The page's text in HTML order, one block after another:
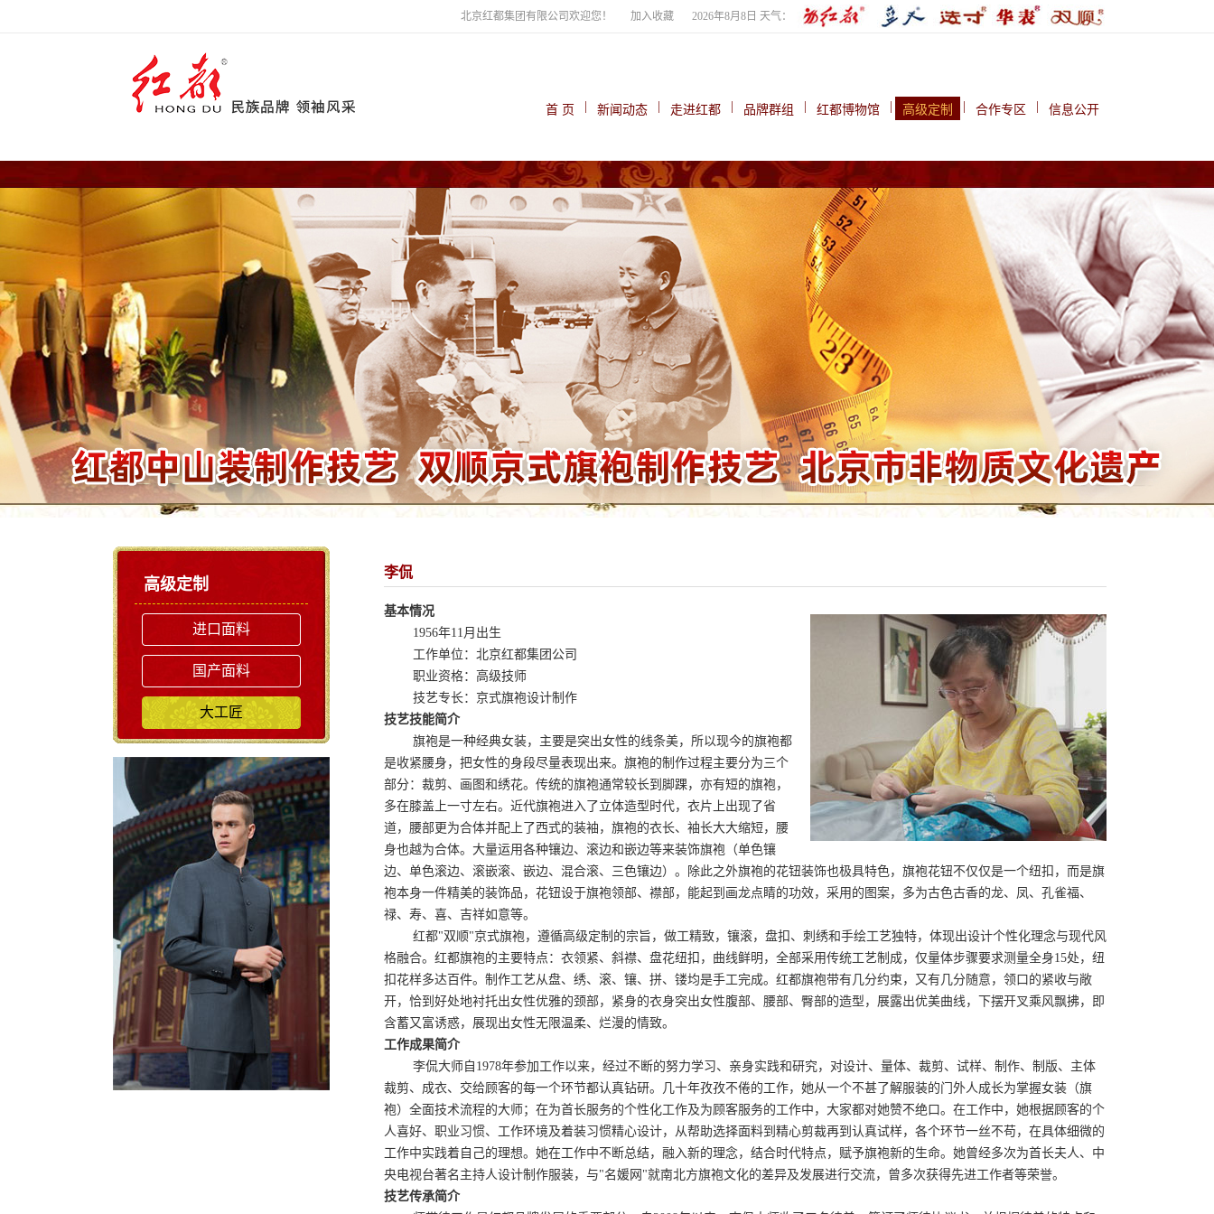
2026年8月8日 天气：
加入收藏
北京红都集团有限公司欢迎您！
信息公开
合作专区
高级定制
红都博物馆
品牌群组
走进红都
新闻动态
首 页
高级定制
进口面料
国产面料
大工匠
李侃
基本情况
1956年11月出生
工作单位：北京红都集团公司
职业资格：高级技师
技艺专长：京式旗袍设计制作
技艺技能简介
旗袍是一种经典女装，主要是突出女性的线条美，所以现今的旗袍都
是收紧腰身，把女性的身段尽量表现出来。旗袍的制作过程主要分为三个
部分：裁剪、画图和绣花。传统的旗袍通常较长到脚踝，亦有短的旗袍，
多在膝盖上一寸左右。近代旗袍进入了立体造型时代，衣片上出现了省
道，腰部更为合体并配上了西式的装袖，旗袍的衣长、袖长大大缩短，腰
身也越为合体。大量运用各种镶边、滚边和嵌边等来装饰旗袍（单色镶
边、单色滚边、滚嵌滚、嵌边、混合滚、三色镶边）。除此之外旗袍的花钮装饰也极具特色，旗袍花钮不仅仅是一个纽扣，而是旗
袍本身一件精美的装饰品，花钮设于旗袍领部、襟部，能起到画龙点睛的功效，采用的图案，多为古色古香的龙、凤、孔雀福、
禄、寿、喜、吉祥如意等。
红都"双顺"京式旗袍，遵循高级定制的宗旨，做工精致，镶滚，盘扣、刺绣和手绘工艺独特，体现出设计个性化理念与现代风
格融合。红都旗袍的主要特点：衣领紧、斜襟、盘花纽扣，曲线鲜明，全部采用传统工艺制成，仅量体步骤要求测量全身15处，纽
扣花样多达百件。制作工艺从盘、绣、滚、镶、拼、镂均是手工完成。红都旗袍带有几分约束，又有几分随意，领口的紧收与敞
开，恰到好处地衬托出女性优雅的颈部，紧身的衣身突出女性腹部、腰部、臀部的造型，展露出优美曲线，下摆开叉乘风飘拂，即
含蓄又富诱惑，展现出女性无限温柔、烂漫的情致。
工作成果简介
李侃大师自1978年参加工作以来，经过不断的努力学习、亲身实践和研究，对设计、量体、裁剪、试样、制作、制版、主体
裁剪、成衣、交给顾客的每一个环节都认真钻研。几十年孜孜不倦的工作，她从一个不甚了解服装的门外人成长为掌握女装（旗
袍）全面技术流程的大师；在为首长服务的个性化工作及为顾客服务的工作中，大家都对她赞不绝口。在工作中，她根据顾客的个
人喜好、职业习惯、工作环境及着装习惯精心设计，从帮助选择面料到精心剪裁再到认真试样，各个环节一丝不苟，在具体细微的
工作中实践着自己的理想。她在工作中不断总结，融入新的理念，结合时代特点，赋予旗袍新的生命。她曾经多次为首长夫人、中
央电视台著名主持人设计制作服装，与"名媛网"就南北方旗袍文化的差异及发展进行交流，曾多次获得先进工作者等荣誉。
技艺传承简介